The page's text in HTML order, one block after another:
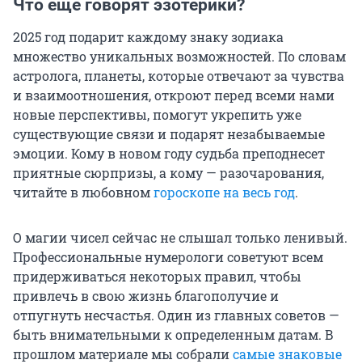
Что еще говорят эзотерики?
2025 год подарит каждому знаку зодиака
множество уникальных возможностей. По словам
астролога, планеты, которые отвечают за чувства
и взаимоотношения, откроют перед всеми нами
новые перспективы, помогут укрепить уже
существующие связи и подарят незабываемые
эмоции. Кому в новом году судьба преподнесет
приятные сюрпризы, а кому — разочарования,
читайте в любовномгороскопе на весь год.
О магии чисел сейчас не слышал только ленивый.
Профессиональные нумерологи советуют всем
придерживаться некоторых правил, чтобы
привлечь в свою жизнь благополучие и
отпугнуть несчастья. Один из главных советов —
быть внимательными к определенным датам. В
прошлом материале мы собралисамые знаковые